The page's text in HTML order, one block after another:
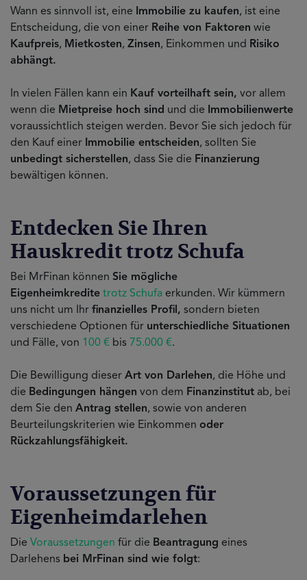
Wann es sinnvoll ist, eine Immobilie zu kaufen, ist eine
Entscheidung, die von einer Reihe von Faktoren wie
Kaufpreis, Mietkosten, Zinsen, Einkommen und Risiko
abhängt.
In vielen Fällen kann ein Kauf vorteilhaft sein, vor allem
wenn die Mietpreise hoch sind und die
Immobilienwerte
voraussichtlich steigen werden. Bevor Sie sich jedoch für
den Kauf einer Immobilie entscheiden, sollten Sie
unbedingt sicherstellen, dass Sie die Finanzierung
bewältigen können.
Entdecken Sie Ihren
Hauskredit trotz Schufa
Bei MrFinan können Sie mögliche
Eigenheimkredite trotz Schufa erkunden. Wir kümmern
uns nicht um Ihr finanzielles Profil, sondern bieten
verschiedene Optionen für unterschiedliche Situationen
und Fälle, von 100 € bis 75.000 €.
Die Bewilligung dieser Art von Darlehen, die Höhe und
die Bedingungen hängen von dem Finanzinstitut ab, bei
dem Sie den Antrag stellen, sowie von anderen
Beurteilungskriterien wie Einkommen oder
Rückzahlungsfähigkeit.
Voraussetzungen für
Eigenheimdarlehen
Die Voraussetzungen für die Beantragung eines
Darlehens bei MrFinan sind wie folgt: